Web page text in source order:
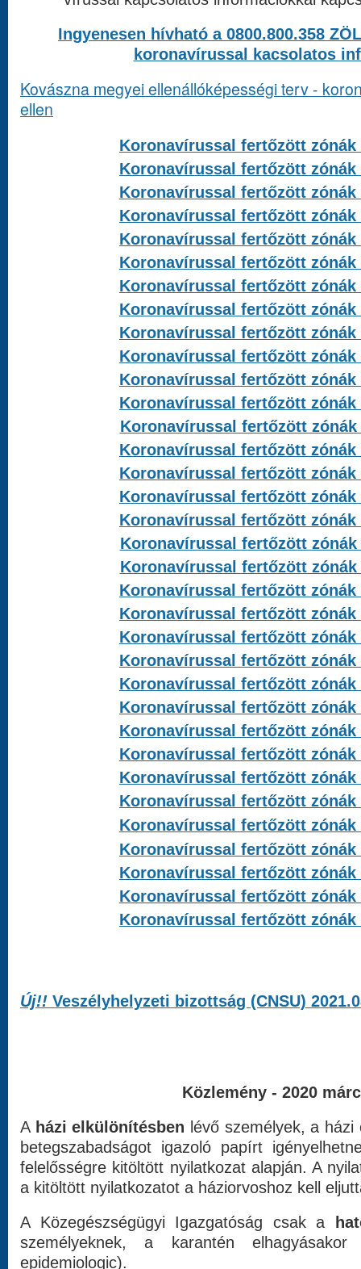
Ingyenesen hívható a 0800.800.358
koronavírussal kacsolatos
Kovászna megyei ellenállóképességi terv -
ellen
Koronavírussal fertőzött zónák
Koronavírussal fertőzött zónák
Koronavírussal fertőzött zónák
Koronavírussal fertőzött zónák
Koronavírussal fertőzött zónák
Koronavírussal fertőzött zónák
Koronavírussal fertőzött zónák
Koronavírussal fertőzött zónák
Koronavírussal fertőzött zónák
Koronavírussal fertőzött zónák
Koronavírussal fertőzött zónák
Koronavírussal fertőzött zónák
Koronavírussal fertőzött zónák
Koronavírussal fertőzött zónák
Koronavírussal fertőzött zónák
Koronavírussal fertőzött zónák
Koronavírussal fertőzött zónák
Koronavírussal fertőzött zónák
Koronavírussal fertőzött zónák
Koronavírussal fertőzött zónák
Koronavírussal fertőzött zónák
Koronavírussal fertőzött zónák
Koronavírussal fertőzött zónák
Koronavírussal fertőzött zónák
Koronavírussal fertőzött zónák
Koronavírussal fertőzött zónák
Koronavírussal fertőzött zónák
Koronavírussal fertőzött zónák
Koronavírussal fertőzött zónák
Koronavírussal fertőzött zónák
Koronavírussal fertőzött zónák
Koronavírussal fertőzött zónák
Koronavírussal fertőzött zónák
Koronavírussal fertőzött zónák
Új!! Veszélyhelyzeti bizottság (CNSU)
Közlemény - 2020
A házi elkülönítésben lévő személyek, a
betegszabadságot igazoló papírt
felelősségre kitöltött nyilatkozat alapján. A
a kitöltött nyilatkozatot a háziorvoshoz kell
A Közegészségügyi Igazgatóság csak a
személyeknek, a karantén
epidemiologic).